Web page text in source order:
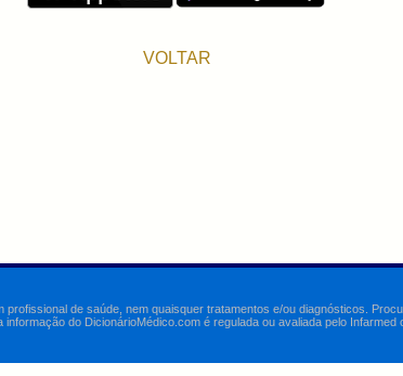
VOLTAR
de saúde, nem quaisquer tratamentos e/ou diagnósticos.
do DicionárioMédico.com é regulada ou avaliada pelo